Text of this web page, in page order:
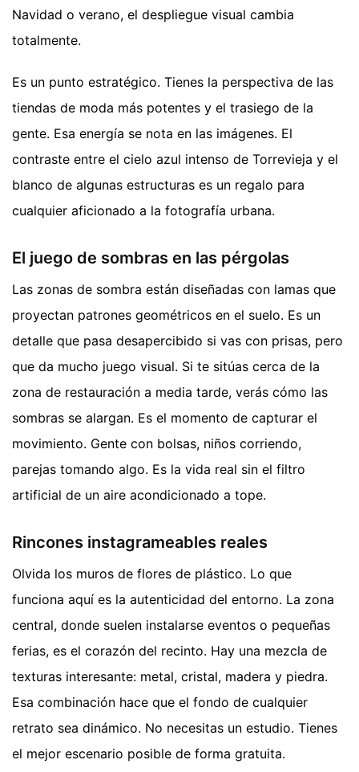
Navidad o verano, el despliegue visual cambia
totalmente.
Es un punto estratégico. Tienes la perspectiva de las
tiendas de moda más potentes y el trasiego de la
gente. Esa energía se nota en las imágenes. El
contraste entre el cielo azul intenso de Torrevieja y el
blanco de algunas estructuras es un regalo para
cualquier aficionado a la fotografía urbana.
El juego de sombras en las pérgolas
Las zonas de sombra están diseñadas con lamas que
proyectan patrones geométricos en el suelo. Es un
detalle que pasa desapercibido si vas con prisas, pero
que da mucho juego visual. Si te sitúas cerca de la
zona de restauración a media tarde, verás cómo las
sombras se alargan. Es el momento de capturar el
movimiento. Gente con bolsas, niños corriendo,
parejas tomando algo. Es la vida real sin el filtro
artificial de un aire acondicionado a tope.
Rincones instagrameables reales
Olvida los muros de flores de plástico. Lo que
funciona aquí es la autenticidad del entorno. La zona
central, donde suelen instalarse eventos o pequeñas
ferias, es el corazón del recinto. Hay una mezcla de
texturas interesante: metal, cristal, madera y piedra.
Esa combinación hace que el fondo de cualquier
retrato sea dinámico. No necesitas un estudio. Tienes
el mejor escenario posible de forma gratuita.